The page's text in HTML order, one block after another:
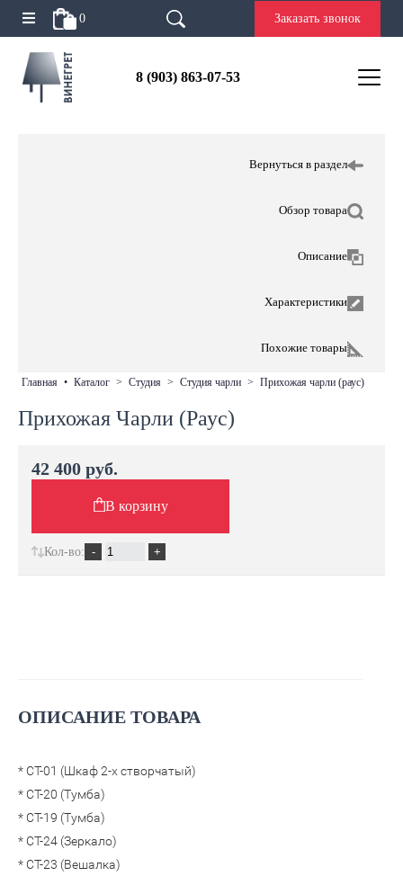
0 Заказать звонок
8 (903) 863-07-53
Вернуться в раздел
Обзор товара
Описание
Характеристики
Похожие товары
главная • каталог > студия > студия чарли > прихожая чарли (раус)
Прихожая Чарли (Раус)
ОПИСАНИЕ ТОВАРА
* СТ-01 (Шкаф 2-х створчатый)
* СТ-20 (Тумба)
* СТ-19 (Тумба)
* СТ-24 (Зеркало)
* СТ-23 (Вешалка)
42 400 руб.
В корзину
Кол-во: